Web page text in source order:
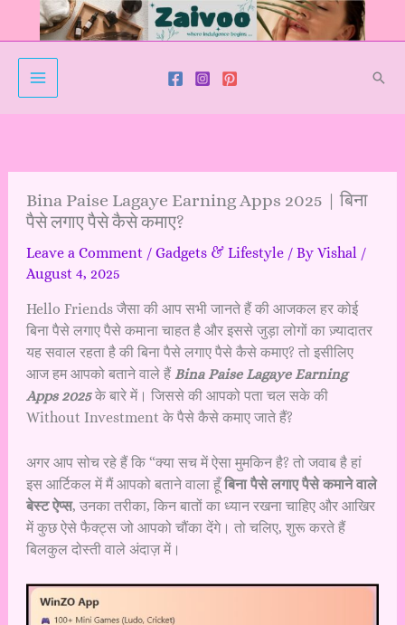
Bina Paise Lagaye Earning Apps 2025 | बिना
पैसे लगाए पैसे कैसे कमाए?
Leave a Comment / Gadgets & Lifestyle/ By Vishal /
August 4, 2025
Hello Friends जैसा की आप सभी जानते हैं की आजकल हर कोई
बिना पैसे लगाए पैसे कमाना चाहत है और इससे जुड़ा लोगों का ज़्यादातर
यह सवाल रहता है की बिना पैसे लगाए पैसे कैसे कमाए? तो इसीलिए
आज हम आपको बताने वाले हैंBina Paise Lagaye Earning
Apps 2025के बारे में। जिससे की आपको पता चल सके की
Without Investment के पैसे कैसे कमाए जाते हैं?
अगर आप सोच रहे हैं कि “क्या सच में ऐसा मुमकिन है? तो जवाब है हां
इस आर्टिकल में मैं आपको बताने वाला हूँबिना पैसे लगाए पैसे कमाने वाले
बेस्ट ऐप्स, उनका तरीका, किन बातों का ध्यान रखना चाहिए और आखिर
में कुछ ऐसे फैक्ट्स जो आपको चौंका देंगे। तो चलिए, शुरू करते हैं
बिलकुल दोस्ती वाले अंदाज़ में।